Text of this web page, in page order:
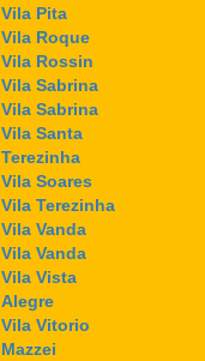
Vila Pita
Vila Roque
Vila Rossin
Vila Sabrina
Vila Sabrina
Vila Santa
Terezinha
Vila Soares
Vila Terezinha
Vila Vanda
Vila Vanda
Vila Vista
Alegre
Vila Vitorio
Mazzei